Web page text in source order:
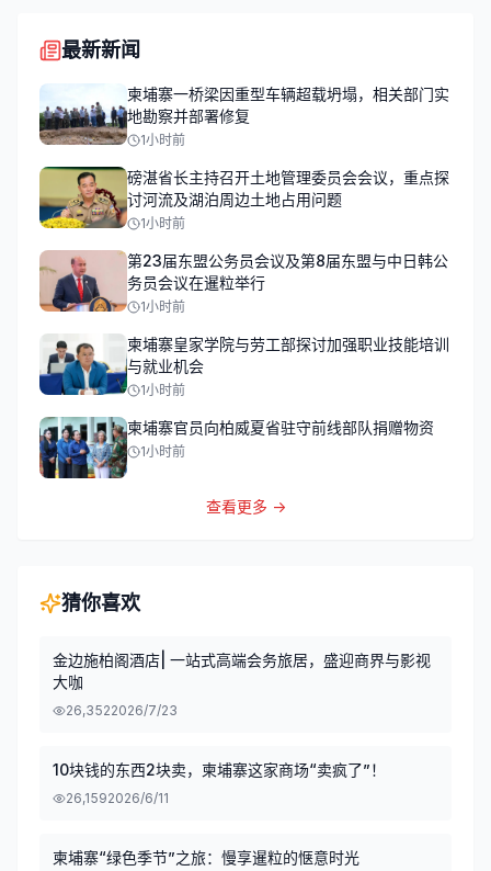
最新新闻
柬埔寨一桥梁因重型车辆超载坍塌，相关部门实
地勘察并部署修复
1小时前
磅湛省长主持召开土地管理委员会会议，重点探
讨河流及湖泊周边土地占用问题
1小时前
第23届东盟公务员会议及第8届东盟与中日韩公
务员会议在暹粒举行
1小时前
柬埔寨皇家学院与劳工部探讨加强职业技能培训
与就业机会
1小时前
柬埔寨官员向柏威夏省驻守前线部队捐赠物资
1小时前
查看更多 →
猜你喜欢
金边施柏阁酒店| 一站式高端会务旅居，盛迎商界与影视
大咖
26,3522026/7/23
10块钱的东西2块卖，柬埔寨这家商场“卖疯了”！
26,1592026/6/11
柬埔寨“绿色季节”之旅：慢享暹粒的惬意时光